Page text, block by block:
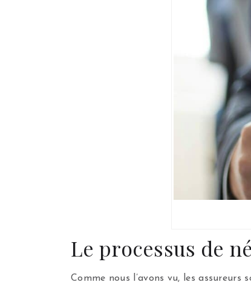
Le processus de
Comme nous l’avons vu, les